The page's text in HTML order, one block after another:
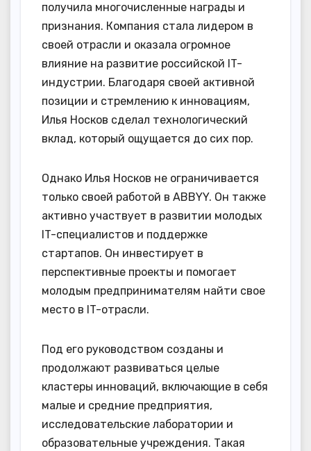
получила многочисленные награды и
признания. Компания стала лидером в
своей отрасли и оказала огромное
влияние на развитие российской IT-
индустрии. Благодаря своей активной
позиции и стремлению к инновациям,
Илья Носков сделал технологический
вклад, который ощущается до сих пор.
Однако Илья Носков не ограничивается
только своей работой в ABBYY. Он также
активно участвует в развитии молодых
IT-специалистов и поддержке
стартапов. Он инвестирует в
перспективные проекты и помогает
молодым предпринимателям найти свое
место в IT-отрасли.
Под его руководством созданы и
продолжают развиваться целые
кластеры инноваций, включающие в себя
малые и средние предприятия,
исследовательские лаборатории и
образовательные учреждения. Такая